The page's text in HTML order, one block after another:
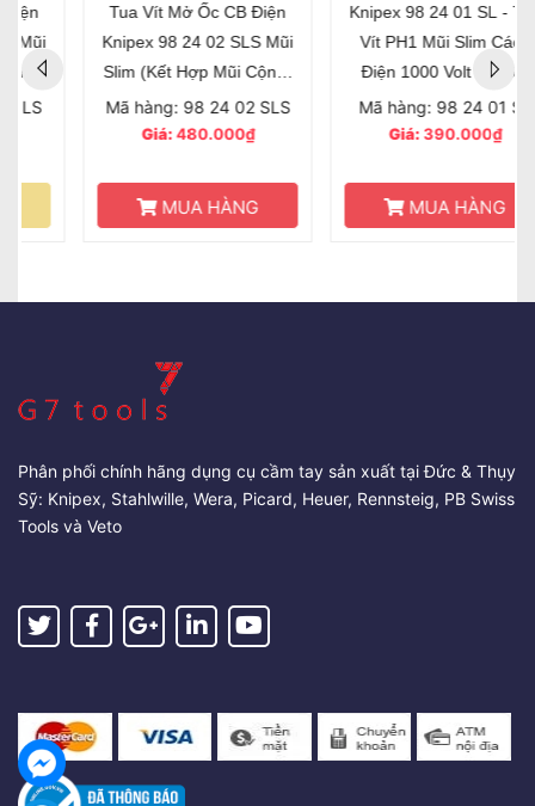
Tua Vít Mở Ốc CB Điện
Knipex 98 24 02 SLS Mũi
Slim (Kết Hợp Mũi Cộng-
Trừ)
Mã hàng: 98 24 02 SLS
480.000₫
MUA HÀNG
Knipex 98 24 01 SL - Tua
Vít PH1 Mũi Slim Cách
Điện 1000 Volt Dài 80/
187mm
Mã hàng: 98 24 01 SL
390.000₫
MUA HÀNG
Phân phối chính hãng dụng cụ cầm tay sản xuất tại Đức & Thụy
Sỹ: Knipex, Stahlwille, Wera, Picard, Heuer, Rennsteig, PB Swiss
Tools và Veto